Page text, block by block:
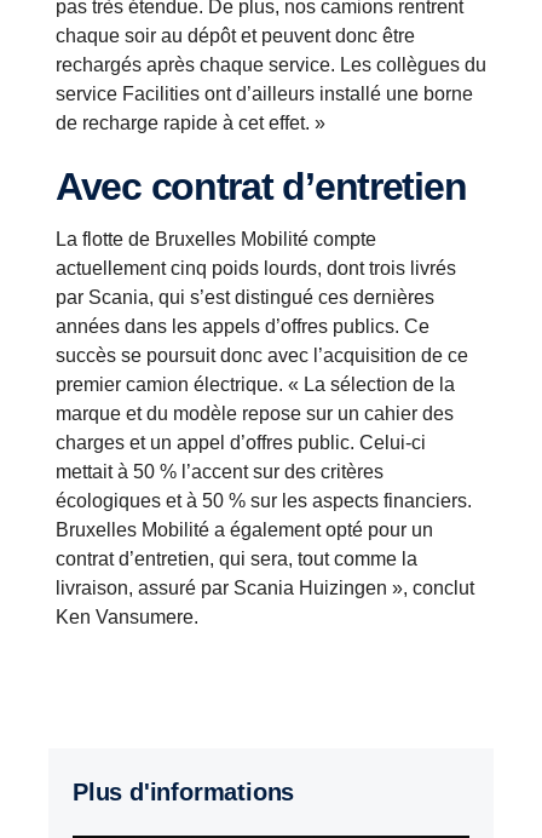
pas très étendue. De plus, nos camions rentrent
chaque soir au dépôt et peuvent donc être
rechargés après chaque service. Les collègues du
service Facilities ont d’ailleurs installé une borne
de recharge rapide à cet effet. »
Avec contrat d’entretien
La flotte de Bruxelles Mobilité compte
actuellement cinq poids lourds, dont trois livrés
par Scania, qui s’est distingué ces dernières
années dans les appels d’offres publics. Ce
succès se poursuit donc avec l’acquisition de ce
premier camion électrique. « La sélection de la
marque et du modèle repose sur un cahier des
charges et un appel d’offres public. Celui-ci
mettait à 50 % l’accent sur des critères
écologiques et à 50 % sur les aspects financiers.
Bruxelles Mobilité a également opté pour un
contrat d’entretien, qui sera, tout comme la
livraison, assuré par Scania Huizingen », conclut
Ken Vansumere.
Plus d'informations